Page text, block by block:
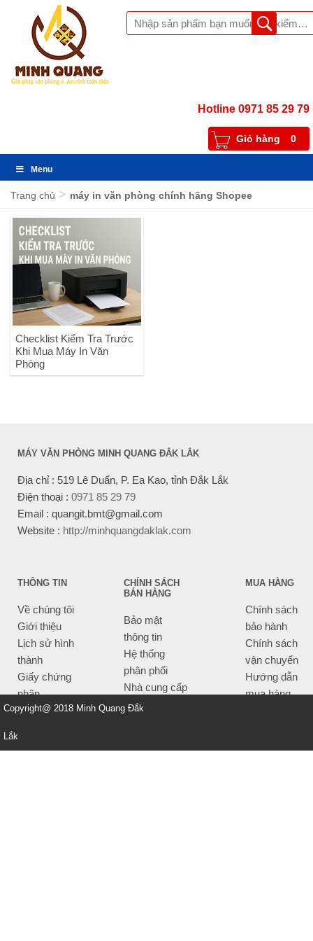
Hotline 0971 85 29 79
Giỏ hàng 0
Menu
Trang chủ > máy in văn phòng chính hãng Shopee
Checklist Kiểm Tra Trước
Khi Mua Máy In Văn
Phòng
MÁY VĂN PHÒNG MINH QUANG ĐẮK LẮK
Địa chỉ : 519 Lê Duẩn, P. Ea Kao, tỉnh Đắk Lắk
Điện thoại : 0971 85 29 79
Email : quangit.bmt@gmail.com
Website : http://minhquangdaklak.com
THÔNG TIN
Về chúng tôi
Giới thiệu
Lịch sử hình
thành
Giấy chứng
nhận
CHÍNH SÁCH
BÁN HÀNG
Bảo mật
thông tin
Hệ thống
phân phối
Nhà cung cấp
Tiêu chí bán
MUA HÀNG
Chính sách
bảo hành
Chính sách
vận chuyển
Hướng dẫn
mua hàng
Copyright@ 2018 Minh Quang Đắk
Lắk